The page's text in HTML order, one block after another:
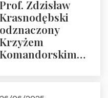
Prof. Zdzisław
Krasnodębski
odznaczony
Krzyżem
Komandorskim